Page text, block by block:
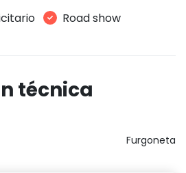
Road show
técnica
Furgoneta